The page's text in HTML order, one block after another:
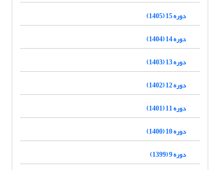
دوره 15 (1405)
دوره 14 (1404)
دوره 13 (1403)
دوره 12 (1402)
دوره 11 (1401)
دوره 10 (1400)
دوره 9 (1399)